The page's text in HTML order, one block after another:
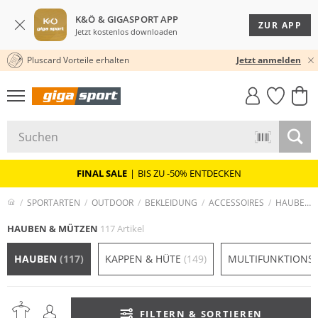
K&Ö & GIGASPORT APP
Jetzt kostenlos downloaden
ZUR APP
★★★★★ 4,8 / 5,0 STERNE
Pluscard Vorteile erhalten Jetzt anmelden
GIGASTYLE
FAHRRAD­
MUST-HAVE
FINAL SALE | BIS ZU -50% ENTDECKEN
SPORTARTEN OUTDOOR BEKLEIDUNG ACCESSOIRES HAUBEN & MÜTZEN
HAUBEN & MÜTZEN 117 Artikel
HAUBEN (117) KAPPEN & HÜTE (149)
FILTERN & SORTIEREN